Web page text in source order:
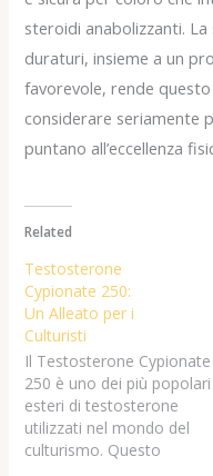
steroidi anabolizzanti.
duraturi, insieme a un
favorevole, rende
considerare seriamente
puntano all’eccellenza
Related
Testosterone
Cypionate 250:
Un Alleato per i
Culturisti
Il Testosterone Cypionate
250 è uno dei più popolari
esteri di testosterone
utilizzati nel mondo del
culturismo. Questo